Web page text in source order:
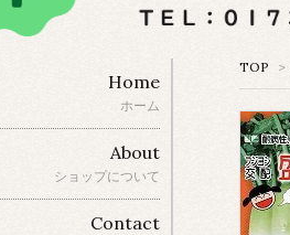
TOP >
Home
ホーム
About
ショップについて
Contact